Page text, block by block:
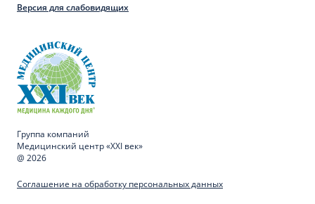
Версия для слабовидящих
Группа компаний
Медицинский центр «XXI век»
@ 2026
Соглашение на обработку персональных данных